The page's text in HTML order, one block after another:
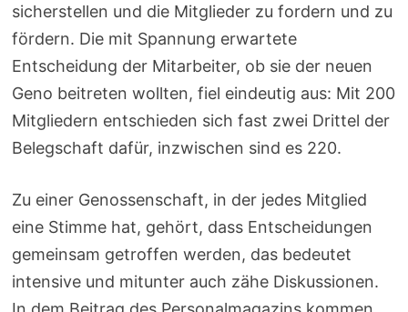
sicherstellen und die Mitglieder zu fordern und zu
fördern. Die mit Spannung erwartete
Entscheidung der Mitarbeiter, ob sie der neuen
Geno beitreten wollten, fiel eindeutig aus: Mit 200
Mitgliedern entschieden sich fast zwei Drittel der
Belegschaft dafür, inzwischen sind es 220.
Zu einer Genossenschaft, in der jedes Mitglied
eine Stimme hat, gehört, dass Entscheidungen
gemeinsam getroffen werden, das bedeutet
intensive und mitunter auch zähe Diskussionen.